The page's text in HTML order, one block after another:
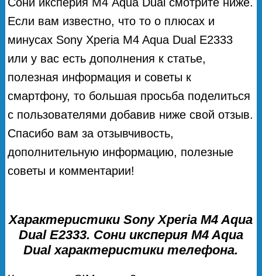
Если вам известно, что то о плюсах и
минусах Sony Xperia M4 Aqua Dual E2333
или у вас есть дополнения к статье,
полезная информация и советы к
смартфону, то большая просьба поделиться
с пользователями добавив ниже свой отзыв.
Спасибо вам за отзывчивость,
дополнительную информацию, полезные
советы и комментарии!
Характеристики Sony Xperia M4 Aqua
Dual E2333. Сони иксперия M4 Aqua
Dual характеристики телефона.